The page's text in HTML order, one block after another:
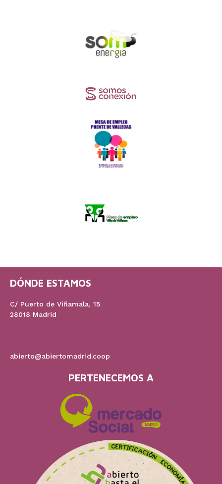
DÓNDE ESTAMOS
C/ Puerto de Viñamala, 15
28018 Madrid
abierto@abiertomadrid.coop
PERTENECEMOS A